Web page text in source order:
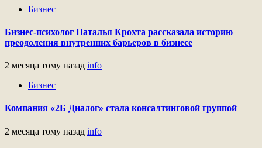
Бизнес
Бизнес-психолог Наталья Крохта рассказала историю
преодоления внутренних барьеров в бизнесе
2 месяца тому назад info
Бизнес
Компания «2Б Диалог» стала консалтинговой группой
2 месяца тому назад info